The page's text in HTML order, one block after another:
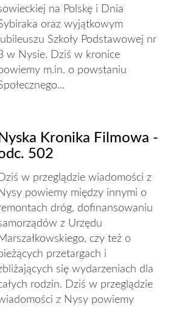
na Polskę i Dnia
oraz wyjątkowym
Szkoły Podstawowej nr
w Nysie. Dziś w kronice
m.in. o powstaniu
Nyska Kronika Filmowa -
502
w przeglądzie wiadomości z
powiemy między innymi o
dróg, dofinansowaniu
z Urzędu
czy też o
przetargach i
się wydarzeniach dla
rodzin. Dziś w przeglądzie
z Nysy powiemy